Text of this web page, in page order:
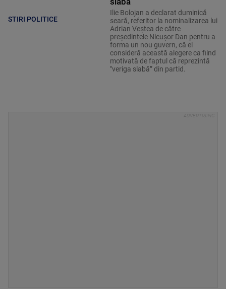
STIRI POLITICE
Ilie Bolojan a declarat duminică
seară, referitor la nominalizarea lui
Adrian Veştea de către
preşedintele Nicuşor Dan pentru a
forma un nou guvern, că el
consideră această alegere ca fiind
motivată de faptul că reprezintă
"veriga slabă” din partid.